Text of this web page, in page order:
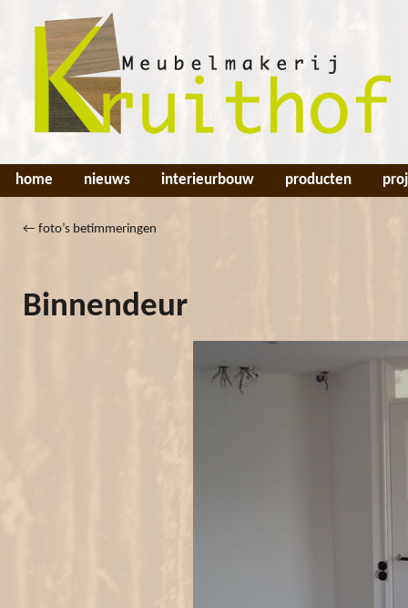
home nieuws interieurbouw producten
← foto’s betimmeringen
Binnendeur